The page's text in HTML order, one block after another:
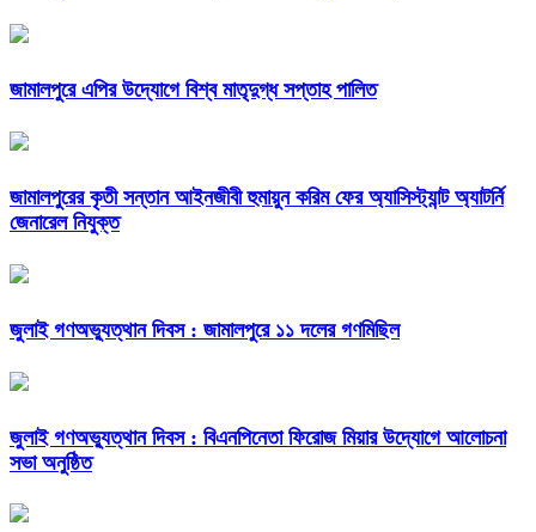
জামালপুরে এপির উদ্যোগে বিশ্ব মাতৃদুগ্ধ সপ্তাহ পালিত
জামালপুরের কৃতী সন্তান আইনজীবী হুমায়ুন করিম ফের অ্যাসিস্ট্যান্ট অ্যাটর্নি
জেনারেল নিযুক্ত
জুলাই গণঅভ্যুত্থান দিবস : জামালপুরে ১১ দলের গণমিছিল
জুলাই গণঅভ্যুত্থান দিবস : বিএনপিনেতা ফিরোজ মিয়ার উদ্যোগে আলোচনা
সভা অনুষ্ঠিত